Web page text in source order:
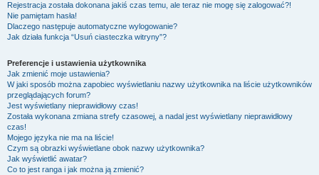
Rejestracja została dokonana jakiś czas temu, ale teraz nie mogę się zalogować?!
Nie pamiętam hasła!
Dlaczego następuje automatyczne wylogowanie?
Jak działa funkcja “Usuń ciasteczka witryny”?
Preferencje i ustawienia użytkownika
Jak zmienić moje ustawienia?
W jaki sposób można zapobiec wyświetlaniu nazwy użytkownika na liście użytkowników
przeglądających forum?
Jest wyświetlany nieprawidłowy czas!
Została wykonana zmiana strefy czasowej, a nadal jest wyświetlany nieprawidłowy
czas!
Mojego języka nie ma na liście!
Czym są obrazki wyświetlane obok nazwy użytkownika?
Jak wyświetlić awatar?
Co to jest ranga i jak można ją zmienić?